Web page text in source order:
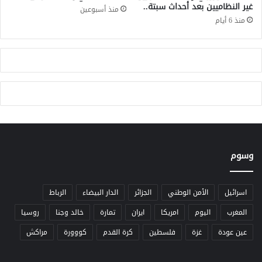
ا
ل
ه
و
ل
ا
ع
ي
م
س
د
ل
م
و
غير النظاميين بعد أحداث سبتة..
منذ 6 أيام
منذ أسبوعين
وسوم
اسرائيل الأمن الوطني الجزائر الدار البيضاء
الرباط
المغرب
اليوم امريكا ايران تمارة خالد وجنا
روسيا
عين عودة
غزة فلسطين كرة القدم كووورة مراكش